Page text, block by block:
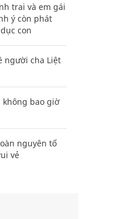
trai và em gái
ý còn phát
con
người cha Liệt
không bao giờ
nguyên tố
vẻ